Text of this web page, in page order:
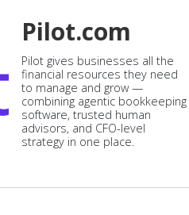
Pilot.com
Pilot gives businesses all the
financial resources they need
to manage and grow —
combining agentic bookkeeping
software, trusted human
advisors, and CFO-level
strategy in one place.